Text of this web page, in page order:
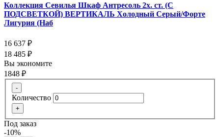
Коллекция Севилья Шкаф Антресоль 2х. ст. (С
ПОДСВЕТКОЙ) ВЕРТИКАЛЬ Холодный Серый/Форте
Лигурия (Наб
16 637 ₽
18 485 ₽
Вы экономите
1848 ₽
-
Количество
+
Под заказ
-10%